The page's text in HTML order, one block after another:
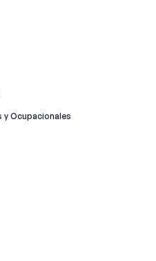
y Ocupacionales